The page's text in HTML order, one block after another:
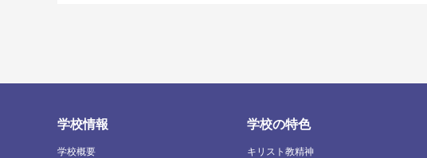
学校情報
学校概要
学校の特色
キリスト教精神